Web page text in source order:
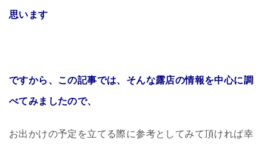
思います
ですから、この記事では、そんな露店の情報を中心に調
べてみましたので、
お出かけの予定を立てる際に参考としてみて頂ければ幸